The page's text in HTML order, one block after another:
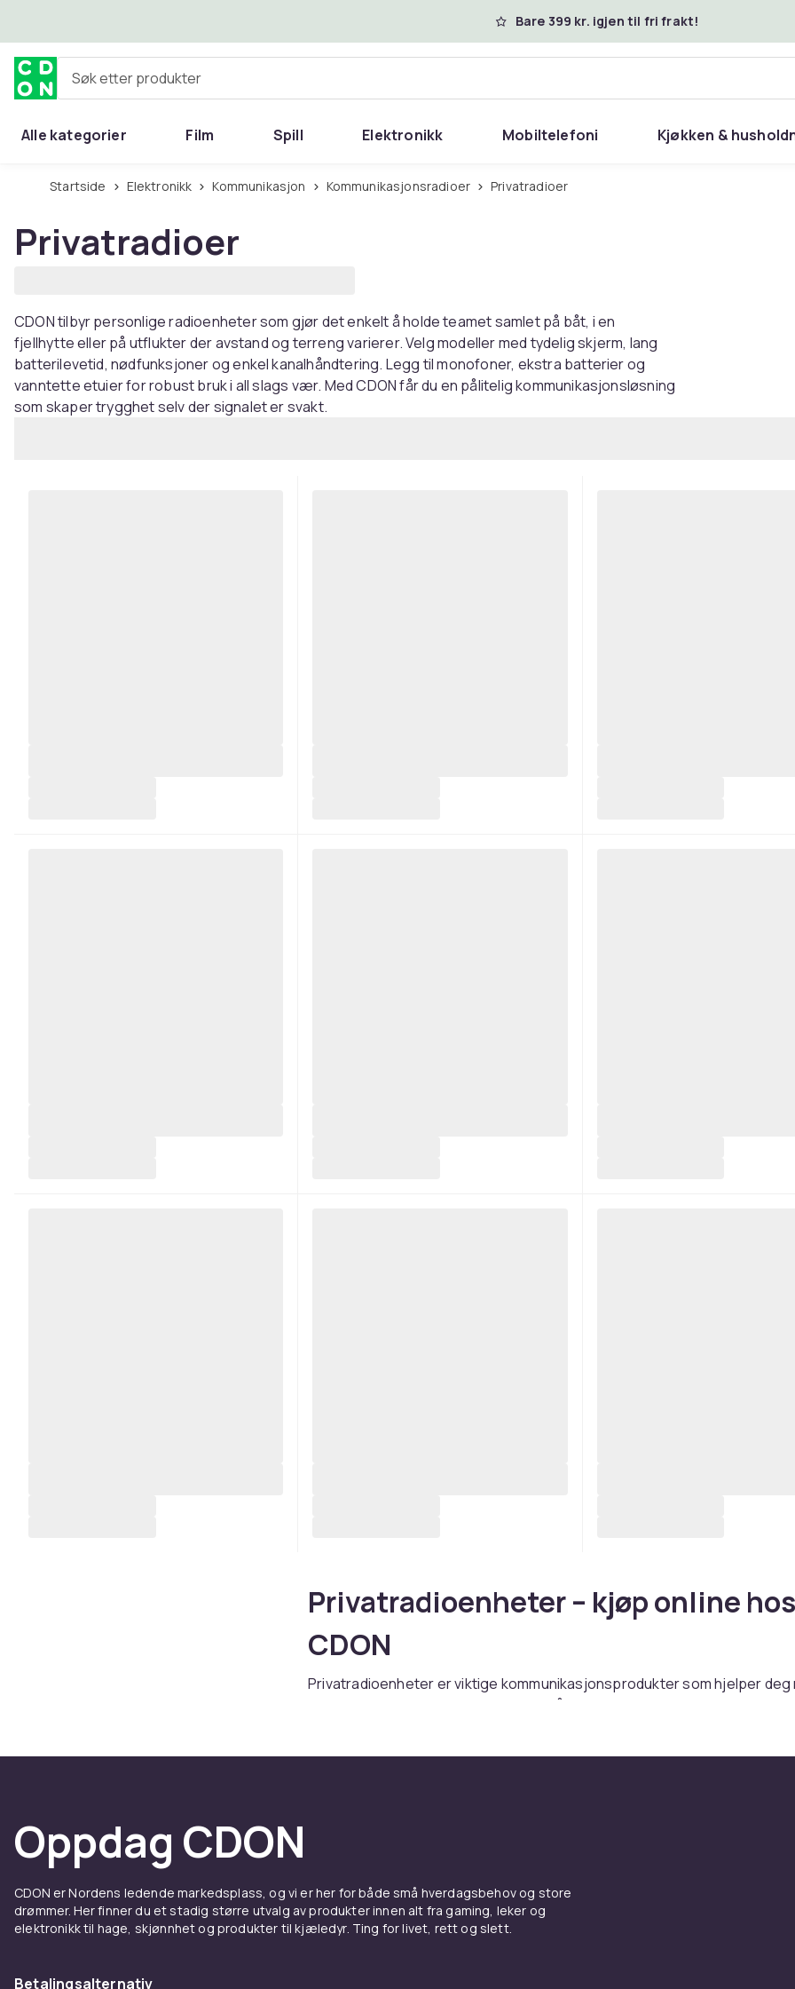
Bare 399 kr. igjen til fri frakt!
Søk etter produkter
Alle kategorier Film Spill Elektronikk Mobiltelefoni Kjøkken &
Startside Elektronikk Kommunikasjon Kommunikasjonsradioer Privatradioer
Privatradioer
CDON tilbyr personlige radioenheter som gjør det enkelt å holde teamet samlet på båt, i en
fjellhytte eller på utflukter der avstand og terreng varierer. Velg modeller med tydelig skjerm, lang
batterilevetid, nødfunksjoner og enkel kanalhåndtering. Legg til monofoner, ekstra batterier og
vanntette etuier for robust bruk i all slags vær. Med CDON får du en pålitelig kommunikasjonsløsning
som skaper trygghet selv der signalet er svakt.
Privatradioenheter – kjøp online hos
CDON
Privatradioenheter er viktige kommunikasjonsprodukter som hjelper deg
effektiv kommunikasjon hjemme og på kontoret. Hos CDON finner du et
Utforsk privatradioenheter hos CDON.
Privatradioer er en viktig produktkategori innen kommunikasjon og
telekommunikasjon. Vurder kompatibilitet, rekkevidde, batteritid og
funksjoner. Velg produkter fra anerkjente merker for best kvalitet.
Oppdag CDON
CDON er Nordens ledende markedsplass, og vi er her for både små hverdagsbehov og store
drømmer. Her finner du et stadig større utvalg av produkter innen alt fra gaming, leker og
elektronikk til hage, skjønnhet og produkter til kjæledyr. Ting for livet, rett og slett.
Betalingsalternativ